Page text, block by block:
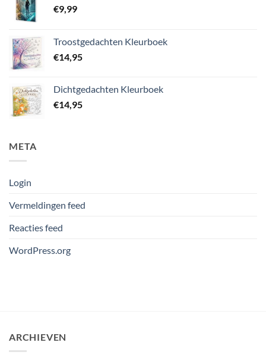
€9,99
Troostgedachten Kleurboek
€14,95
Dichtgedachten Kleurboek
€14,95
META
Login
Vermeldingen feed
Reacties feed
WordPress.org
ARCHIEVEN